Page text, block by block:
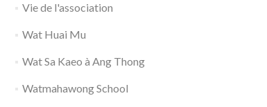
Vie de l'association
Wat Huai Mu
Wat Sa Kaeo à Ang Thong
Watmahawong School